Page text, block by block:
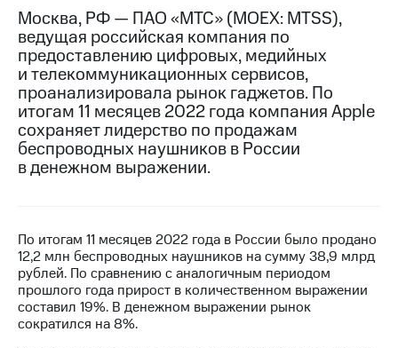
Контакты
Медиа-центр
Пресс-
релизы
МТС
о технологиях
Достижения
Финансовая
отчетность
Контакты
Новости
в
Москва, РФ — ПАО «МТС» (MOEX: MTSS),
ведущая российская компания по
предоставлению цифровых, медийных
и телекоммуникационных сервисов,
проанализировала рынок гаджетов. По
итогам 11 месяцев 2022 года компания Apple
сохраняет лидерство по продажам
беспроводных наушников в России
в денежном выражении.
По итогам 11 месяцев 2022 года в России было продано
12,2 млн беспроводных наушников на сумму 38,9 млрд
рублей. По сравнению с аналогичным периодом
прошлого года прирост в количественном выражении
составил 19%. В денежном выражении рынок
сократился на 8%.